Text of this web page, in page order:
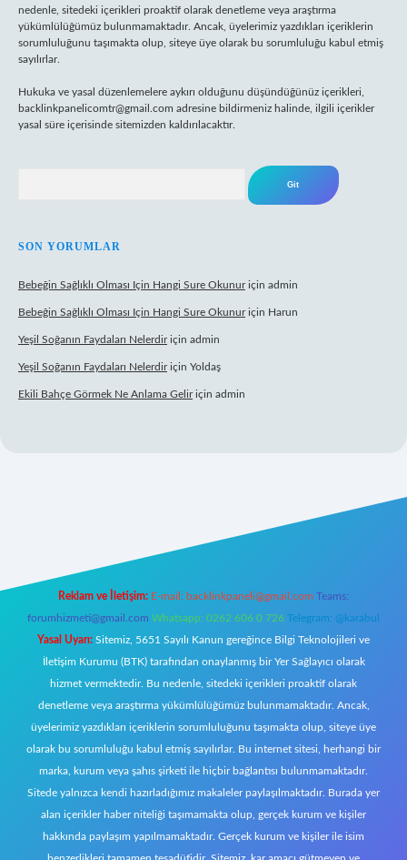
nedenle, sitedeki içerikleri proaktif olarak denetleme veya araştırma
yükümlülüğümüz bulunmamaktadır. Ancak, üyelerimiz yazdıkları içeriklerin
sorumluluğunu taşımakta olup, siteye üye olarak bu sorumluluğu kabul etmiş
sayılırlar.
Hukuka ve yasal düzenlemelere aykırı olduğunu düşündüğünüz içerikleri,
backlinkpanelicomtr@gmail.com adresine bildirmeniz halinde, ilgili içerikler
yasal süre içerisinde sitemizden kaldırılacaktır.
SON YORUMLAR
Bebeğin Sağlıklı Olması Için Hangi Sure Okunuriçin admin
Bebeğin Sağlıklı Olması Için Hangi Sure Okunuriçin Harun
Yeşil Soğanın Faydaları Nelerdiriçin admin
Yeşil Soğanın Faydaları Nelerdiriçin Yoldaş
Ekili Bahçe Görmek Ne Anlama Geliriçin admin
Reklam ve İletişim: E-mail: backlinkpaneli@gmail.com Teams:
forumhizmeti@gmail.com Whatsapp: 0262 606 0 726 Telegram: @karabul
Yasal Uyarı: Sitemiz, 5651 Sayılı Kanun gereğince Bilgi Teknolojileri ve
İletişim Kurumu (BTK) tarafından onaylanmış bir Yer Sağlayıcı olarak
hizmet vermektedir. Bu nedenle, sitedeki içerikleri proaktif olarak
denetleme veya araştırma yükümlülüğümüz bulunmamaktadır. Ancak,
üyelerimiz yazdıkları içeriklerin sorumluluğunu taşımakta olup, siteye üye
olarak bu sorumluluğu kabul etmiş sayılırlar. Bu internet sitesi, herhangi bir
marka, kurum veya şahıs şirketi ile hiçbir bağlantısı bulunmamaktadır.
Sitede yalnızca kendi hazırladığımız makaleler paylaşılmaktadır. Burada yer
alan içerikler haber niteliği taşımamakta olup, gerçek kurum ve kişiler
hakkında paylaşım yapılmamaktadır. Gerçek kurum ve kişiler ile isim